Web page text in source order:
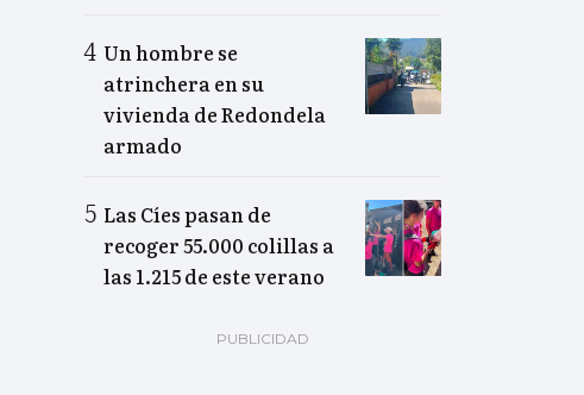
Un hombre se
atrinchera en su
vivienda de Redondela
armado
Las Cíes pasan de
recoger 55.000 colillas a
las 1.215 de este verano